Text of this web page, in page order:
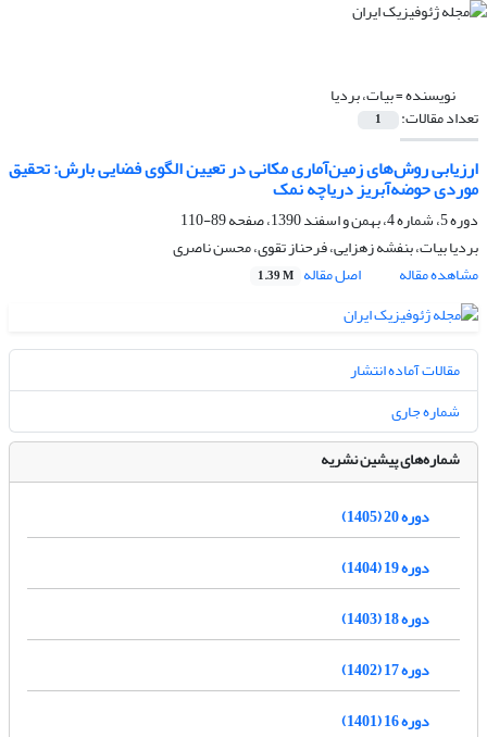
نویسنده =بیات، بردیا
تعداد مقالات: 1
ارزیابی روش‌های زمین‌‌آماری مکانی در تعیین الگوی فضایی بارش: تحقیق
موردی حوضه‌آبریز دریاچه نمک
دوره 5، شماره 4، بهمن و اسفند 1390، صفحه
89-110
بردیا بیات، بنفشه زهزایی، فرحناز تقوی، محسن ناصری
مشاهده مقاله
اصل مقاله 1.39 M
مقالات آماده انتشار
شماره جاری
شماره‌های پیشین نشریه
دوره 20 (1405)
دوره 19 (1404)
دوره 18 (1403)
دوره 17 (1402)
دوره 16 (1401)